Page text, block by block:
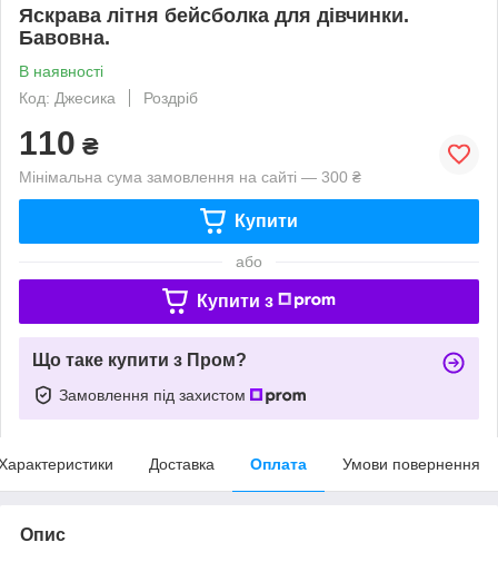
Яскрава літня бейсболка для дівчинки.
Бавовна.
В наявності
Код: Джесика
Роздріб
110 ₴
Мінімальна сума замовлення на сайті — 300 ₴
Купити
або
Купити з
Що таке купити з Пром?
Замовлення під захистом
Доставка Оплата Умови повернення
Опис